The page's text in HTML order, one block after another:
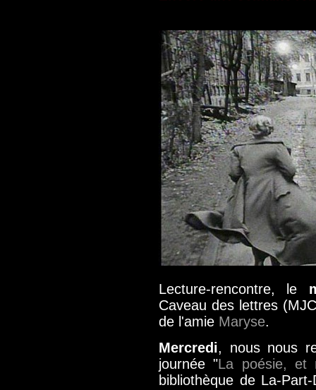
Lecture-rencontre, le
Caveau des lettres
de l'amie Maryse.
Mercredi, nous nous
journée "La poésie, et
bibliothèque de La-